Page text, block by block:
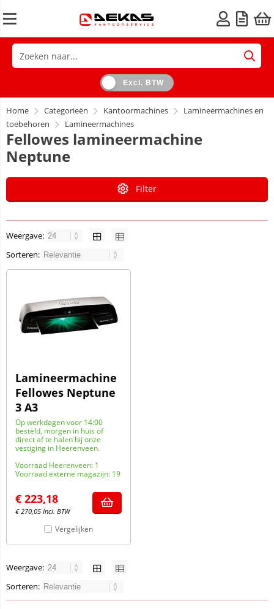
Excl. BTW
Home Categorieën Kantoormachines
Lamineermachines en
toebehoren
Lamineermachines
Fellowes lamineermachine
Neptune
Filter
Weergave:
Sorteren:
Lamineermachine
Fellowes Neptune
3 A3
Op werkdagen voor 14:00
besteld, morgen in huis of
direct af te halen bij onze
vestiging in Heerenveen.
Voorraad Heerenveen: 1
Voorraad externe magazijn: 19
€ 223,18
€270,05 Incl. BTW
Vergelijken
Weergave:
Sorteren: